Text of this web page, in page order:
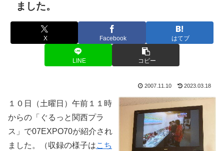
ました。
X Facebook はてブ
LINE コピー
2007.11.10 2023.03.18
１０日（土曜日）午前１１時
からの「ぐるっと関西プラ
ス」で07EXPO70が紹介され
ました。（収録の様子はこち